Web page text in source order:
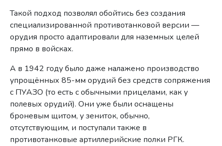
Такой подход позволял обойтись без создания
специализированной противотанковой версии —
орудия просто адаптировали для наземных целей
прямо в войсках.
А в 1942 году было даже налажено производство
упрощённых 85-мм орудий без средств сопряжения
с ПУАЗО (то есть с обычными прицелами, как у
полевых орудий). Они уже были оснащены
броневым щитом, у зениток, обычно,
отсутствующим, и поступали также в
противотанковые артиллерийские полки РГК.